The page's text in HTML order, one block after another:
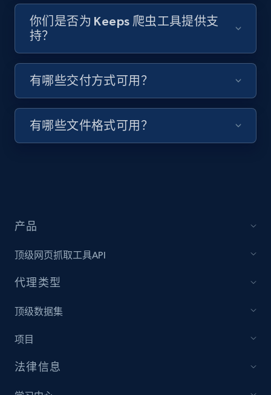
8.1K+ 716+ 注册使用
Youtube - Videos posts - Search videos by
filters
URL, Title, Youtuber, Youtuber md5, Video url,
Youtube - Videos posts - Collect YouTube
Video length, Likes, Views, and more.
8.1K+
Youtube - Videos posts - Discovery records
你们是否为 Keeps 爬虫工具提供支
持？
有哪些交付方式可用？
有哪些文件格式可用？
产品
顶级网页抓取工具API
代理类型
顶级数据集
项目
法律信息